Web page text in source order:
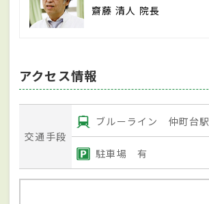
齋藤 清人 院長
アクセス情報
交通手段
ブルーライン 仲町台駅
駐車場 有